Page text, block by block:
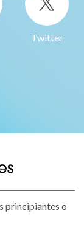
Twitter
principiantes o